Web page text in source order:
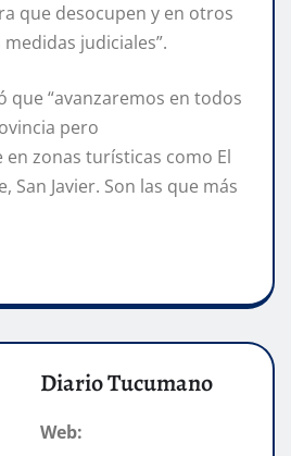
que desocupen y en otros
judiciales”.
que “avanzaremos en todos
pero
zonas turísticas como El
San Javier. Son las que más
Diario Tucumano
Web: